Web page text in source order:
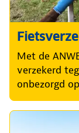
Met de
verzekerd
onbezorgd